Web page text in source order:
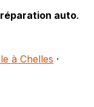
auto.
à Chelles ·